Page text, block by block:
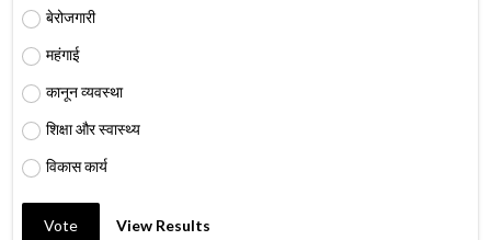
बेरोजगारी
महंगाई
कानून व्यवस्था
शिक्षा और स्वास्थ्य
विकास कार्य
Vote View Results